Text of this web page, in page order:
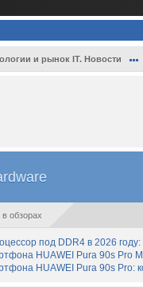
и рынок IT. Новости
обзорах
под DDR4 в 2026
HUAWEI Pura 90s Pro
HUAWEI Pura 90s Pro: